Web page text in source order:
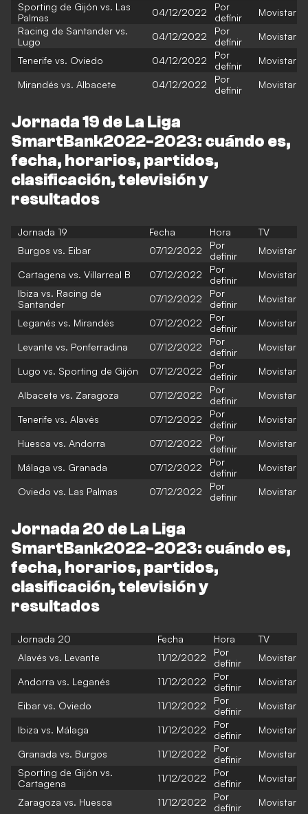
Sporting de Gijón vs. Las
Palmas
04/12/2022
Por
definir
Movistar
Racing de Santander vs.
Lugo
04/12/2022
Por
definir
Movistar
Tenerife vs. Oviedo 04/12/2022
Por
definir
Movistar
Mirandés vs. Albacete 04/12/2022
Por
definir
Movistar
Jornada 19 de La Liga
SmartBank2022-2023: cuándo es,
fecha, horarios, partidos,
clasificación, televisión y
resultados
Jornada 19 Fecha Hora
TV
Burgos vs. Eibar
07/12/2022
Por
definir
Movistar
Cartagena vs. Villarreal B 07/12/2022
Por
definir
Movistar
Ibiza vs. Racing de
Santander
07/12/2022
Por
definir
Movistar
Leganés vs. Mirandés 07/12/2022
Por
definir
Movistar
Levante vs. Ponferradina 07/12/2022
Por
definir
Movistar
Lugo vs. Sporting de Gijón 07/12/2022
Por
definir
Movistar
Albacete vs. Zaragoza 07/12/2022
Por
definir
Movistar
Tenerife vs. Alavés 07/12/2022
Por
definir
Movistar
Huesca vs. Andorra 07/12/2022
Por
definir
Movistar
Málaga vs. Granada 07/12/2022
Por
definir
Movistar
Oviedo vs. Las Palmas 07/12/2022
Por
definir
Movistar
Jornada 20 de La Liga
SmartBank2022-2023: cuándo es,
fecha, horarios, partidos,
clasificación, televisión y
resultados
Jornada 20 Fecha Hora
TV
Alavés vs. Levante
11/12/2022
Por
definir
Movistar
Andorra vs. Leganés 11/12/2022
Por
definir
Movistar
Eibar vs. Oviedo 11/12/2022
Por
definir
Movistar
Ibiza vs. Málaga 11/12/2022
Por
definir
Movistar
Granada vs. Burgos 11/12/2022
Por
definir
Movistar
Sporting de Gijón vs.
Cartagena
11/12/2022
Por
definir
Movistar
Zaragoza vs. Huesca 11/12/2022
Por
definir
Movistar